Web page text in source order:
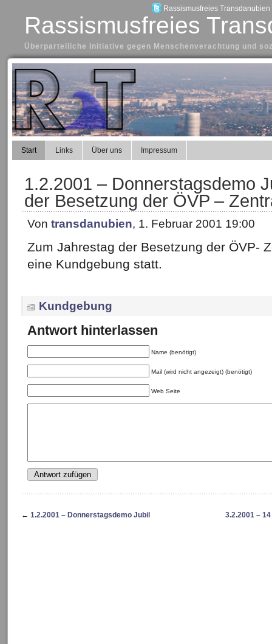
Rassismusfreies Transdanubien
Rassismusfreies
Überparteiliche Initiative gegen Menschenverachtung und
Start Links Über uns Impressum
1.2.2001 – Donnerstagsdemo
der Besetzung der ÖVP –
Von transdanubien, 1. Februar 2001 19:00
Zum Jahrestag der Besetzung der ÖVP-
eine Kundgebung statt.
Kundgebung
Antwort hinterlassen
Name (benötigt)
Mail (wird nicht angezeigt) (benötigt)
Web Seite
← 1.2.2001 – Donnerstagsdemo Jubil 3.2.2001 –